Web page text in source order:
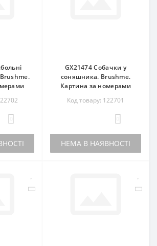
GX21474 Собачки у
соняшника. Brushme.
Картина за номерами
Код товару: 122701
НЕМА В НАЯВНОСТІ